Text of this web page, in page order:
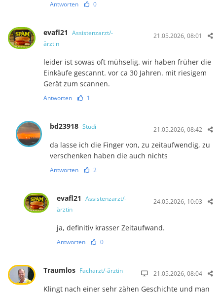
Antworten 0
evafl21 Assistenzarzt/-
ärztin
21.05.2026, 08:01
leider ist sowas oft mühselig. wir haben früher die
Einkäufe gescannt. vor ca 30 Jahren. mit riesigem
Gerät zum scannen.
Antworten 1
bd23918 Studi 21.05.2026, 08:42
da lasse ich die Finger von, zu zeitaufwendig, zu
verschenken haben die auch nichts
Antworten 2
evafl21 Assistenzarzt/-
ärztin
24.05.2026, 10:03
ja, definitiv krasser Zeitaufwand.
Antworten 0
Traumlos Facharzt/-ärztin 21.05.2026, 08:04
Klingt nach einer sehr zähen Geschichte und man